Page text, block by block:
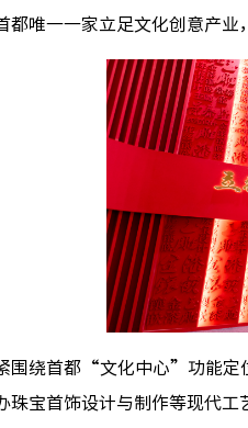
都唯一一家立足文化创意产业
围绕首都“文化中心”功能
珠宝首饰设计与制作等现代